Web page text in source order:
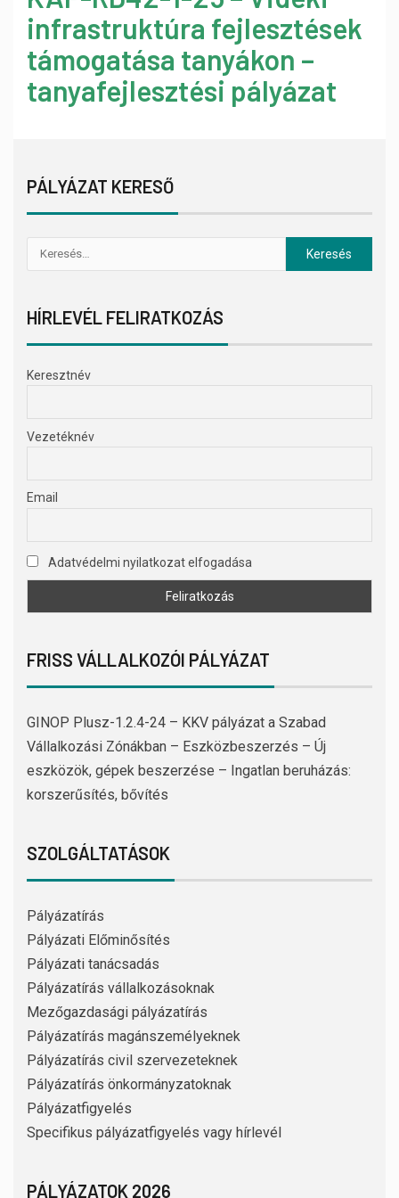
infrastruktúra fejlesztések
támogatása tanyákon –
tanyafejlesztési pályázat
PÁLYÁZAT KERESŐ
HÍRLEVÉL FELIRATKOZÁS
Keresztnév
Vezetéknév
Email
Adatvédelmi nyilatkozat elfogadása
FRISS VÁLLALKOZÓI PÁLYÁZAT
GINOP Plusz-1.2.4-24 – KKV pályázat a Szabad
Vállalkozási Zónákban – Eszközbeszerzés – Új
eszközök, gépek beszerzése – Ingatlan beruházás:
korszerűsítés, bővítés
SZOLGÁLTATÁSOK
Pályázatírás
Pályázati Előminősítés
Pályázati tanácsadás
Pályázatírás vállalkozásoknak
Mezőgazdasági pályázatírás
Pályázatírás magánszemélyeknek
Pályázatírás civil szervezeteknek
Pályázatírás önkormányzatoknak
Pályázatfigyelés
Specifikus pályázatfigyelés vagy hírlevél
PÁLYÁZATOK 2026